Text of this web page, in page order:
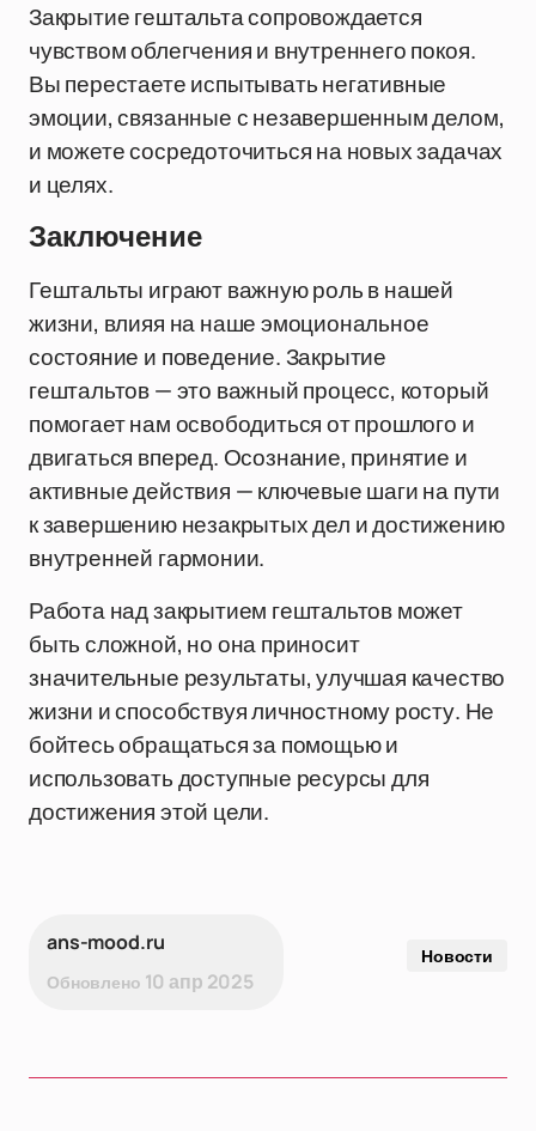
Закрытие гештальта сопровождается
чувством облегчения и внутреннего покоя.
Вы перестаете испытывать негативные
эмоции, связанные с незавершенным делом,
и можете сосредоточиться на новых задачах
и целях.
Заключение
Гештальты играют важную роль в нашей
жизни, влияя на наше эмоциональное
состояние и поведение. Закрытие
гештальтов — это важный процесс, который
помогает нам освободиться от прошлого и
двигаться вперед. Осознание, принятие и
активные действия — ключевые шаги на пути
к завершению незакрытых дел и достижению
внутренней гармонии.
Работа над закрытием гештальтов может
быть сложной, но она приносит
значительные результаты, улучшая качество
жизни и способствуя личностному росту. Не
бойтесь обращаться за помощью и
использовать доступные ресурсы для
достижения этой цели.
ans-mood.ru
Обновлено 10 апр 2025
Новости